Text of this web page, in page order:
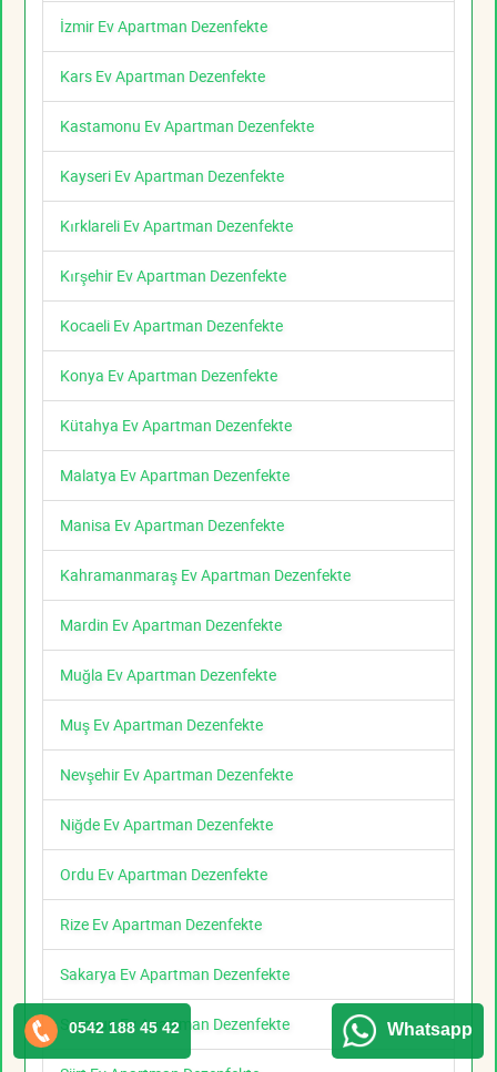
İzmir Ev Apartman Dezenfekte
Kars Ev Apartman Dezenfekte
Kastamonu Ev Apartman Dezenfekte
Kayseri Ev Apartman Dezenfekte
Kırklareli Ev Apartman Dezenfekte
Kırşehir Ev Apartman Dezenfekte
Kocaeli Ev Apartman Dezenfekte
Konya Ev Apartman Dezenfekte
Kütahya Ev Apartman Dezenfekte
Malatya Ev Apartman Dezenfekte
Manisa Ev Apartman Dezenfekte
Kahramanmaraş Ev Apartman Dezenfekte
Mardin Ev Apartman Dezenfekte
Muğla Ev Apartman Dezenfekte
Muş Ev Apartman Dezenfekte
Nevşehir Ev Apartman Dezenfekte
Niğde Ev Apartman Dezenfekte
Ordu Ev Apartman Dezenfekte
Rize Ev Apartman Dezenfekte
Sakarya Ev Apartman Dezenfekte
Samsun Ev Apartman Dezenfekte
0542 188 45 42 Whatsapp